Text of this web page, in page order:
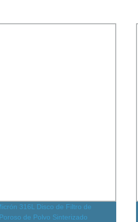
316L Disco de Filtro de
de Polvo Sinterizado